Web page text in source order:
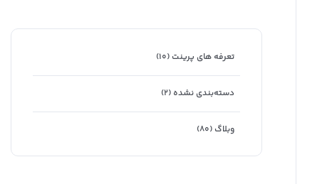
تعرفه های پرینت (۱۰)
دسته‌بندی نشده (۲)
وبلاگ (۸۰)